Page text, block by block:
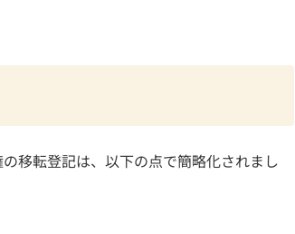
移転登記は、以下の点で簡略化されまし